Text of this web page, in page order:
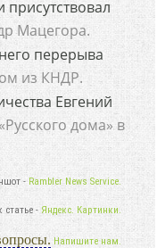
Мацегора.
перерыва
из КНДР.
Евгений
дома» в
- Rambler News Service.
- Яндекс. Картинки.
Напишите нам.